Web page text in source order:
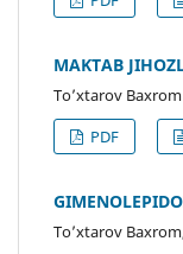
MAKTAB
To’xtarov
PDF
To’xtarov